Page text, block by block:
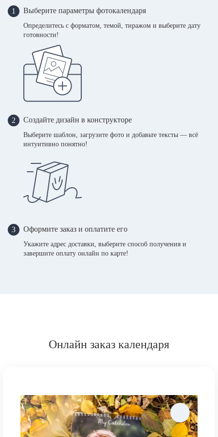
1 Выберите параметры фотокалендаря
Определитесь с форматом, темой, тиражом и выберите дату
готовности!
2 Создайте дизайн в конструкторе
Выберите шаблон, загрузите фото и добавьте тексты — всё
интуитивно понятно!
3 Оформите заказ и оплатите его
Укажите адрес доставки, выберите способ получения и
завершите оплату онлайн по карте!
Онлайн заказ календаря